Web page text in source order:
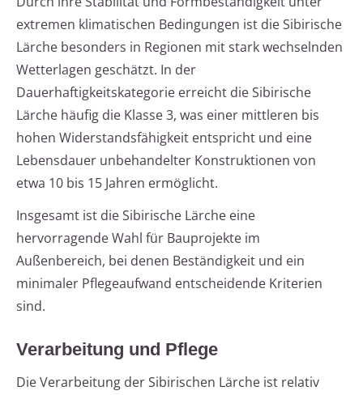
extremen klimatischen Bedingungen ist die Sibirische
Lärche besonders in Regionen mit stark wechselnden
Wetterlagen geschätzt. In der
Dauerhaftigkeitskategorie erreicht die Sibirische
Lärche häufig die Klasse 3, was einer mittleren bis
hohen Widerstandsfähigkeit entspricht und eine
Lebensdauer unbehandelter Konstruktionen von
etwa 10 bis 15 Jahren ermöglicht.
Insgesamt ist die Sibirische Lärche eine
hervorragende Wahl für Bauprojekte im
Außenbereich, bei denen Beständigkeit und ein
minimaler Pflegeaufwand entscheidende Kriterien
sind.
Verarbeitung und Pflege
Die Verarbeitung der Sibirischen Lärche ist relativ